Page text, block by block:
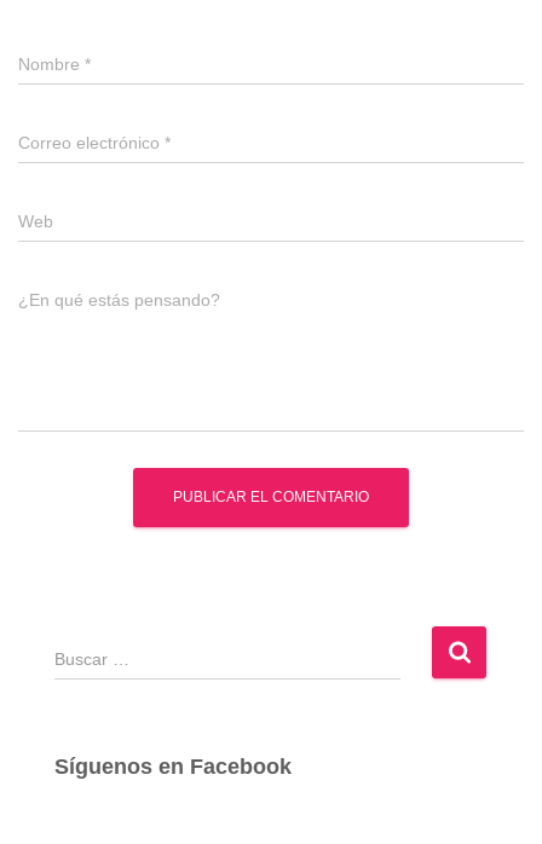
Nombre *
Correo electrónico *
Web
¿En qué estás pensando?
B
u
a
Síguenos en Facebook